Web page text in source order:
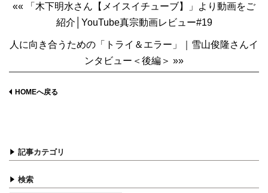
«« 「木下明水さん【メイスイチューブ】」より動画をご
紹介│YouTube真宗動画レビュー#19
人に向き合うための「トライ＆エラー」｜雪山俊隆さんイ
ンタビュー＜後編＞ »»
HOMEへ戻る
記事カテゴリ
検索